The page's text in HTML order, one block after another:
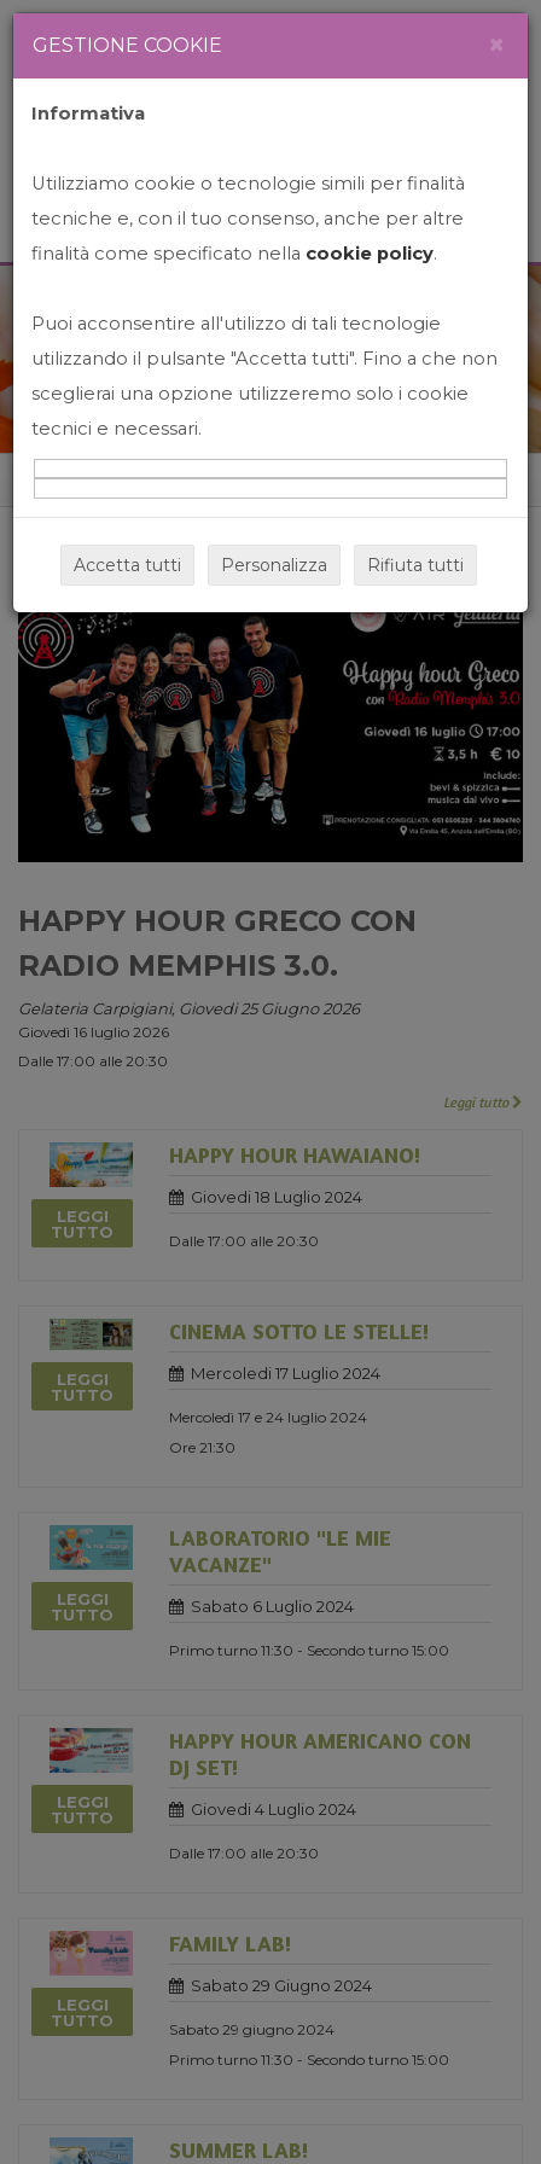
News&Events
Home News&events
HAPPY HOUR GRECO CON
RADIO MEMPHIS 3.0.
Gelateria Carpigiani, Giovedi 25 Giugno 2026
Giovedì 16 luglio 2026
Dalle 17:00 alle 20:30
Leggi tutto
LEGGI
TUTTO
HAPPY HOUR HAWAIANO!
Giovedi 18 Luglio 2024
Dalle 17:00 alle 20:30
LEGGI
TUTTO
CINEMA SOTTO LE STELLE!
Mercoledi 17 Luglio 2024
Mercoledì 17 e 24 luglio 2024
Ore 21:30
LEGGI
TUTTO
LABORATORIO "LE MIE
VACANZE"
Sabato 6 Luglio 2024
Primo turno 11:30 - Secondo turno 15:00
LEGGI
TUTTO
HAPPY HOUR AMERICANO CON
DJ SET!
Giovedi 4 Luglio 2024
Dalle 17:00 alle 20:30
LEGGI
TUTTO
FAMILY LAB!
Sabato 29 Giugno 2024
Sabato 29 giugno 2024
Primo turno 11:30 - Secondo turno 15:00
SUMMER LAB!
GESTIONE COOKIE ×
Informativa
Utilizziamo cookie o tecnologie simili per finalità
tecniche e, con il tuo consenso, anche per altre
finalità come specificato nella cookie policy.
Puoi acconsentire all'utilizzo di tali tecnologie
utilizzando il pulsante "Accetta tutti". Fino a che non
sceglierai una opzione utilizzeremo solo i cookie
tecnici e necessari.
Accetta tutti Personalizza Rifiuta tutti